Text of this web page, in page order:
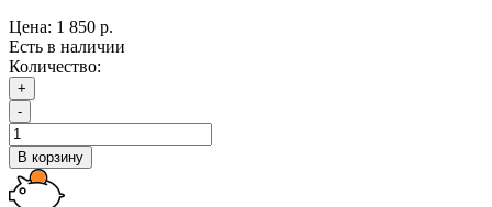
Цена: 1 850 р.
Есть в наличии
Количество:
+
-
В корзину